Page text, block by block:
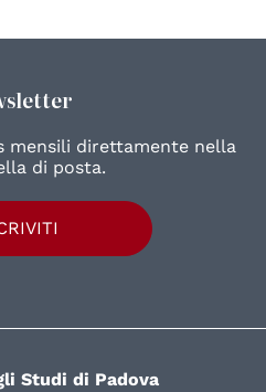
mensili direttamente nella
di posta.
Studi di Padova